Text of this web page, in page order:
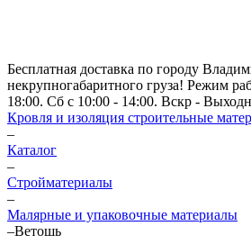
Бесплатная доставка по городу
некрупногабаритного груза! Режим
18:00. Сб с 10:00 - 14:00. Вскр -
Кровля и изоляция строительные
–
Каталог
–
Стройматериалы
–
Малярные и упаковочные материалы
–Ветошь